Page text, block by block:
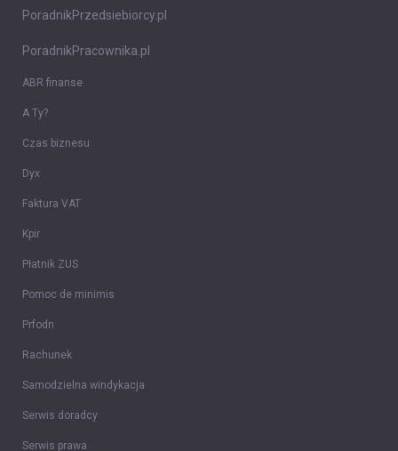
PoradnikPrzedsiebiorcy.pl
PoradnikPracownika.pl
ABR finanse
A Ty?
Czas biznesu
Dyx
Faktura VAT
Kpir
Płatnik ZUS
Pomoc de minimis
Prfodn
Rachunek
Samodzielna windykacja
Serwis doradcy
Serwis prawa